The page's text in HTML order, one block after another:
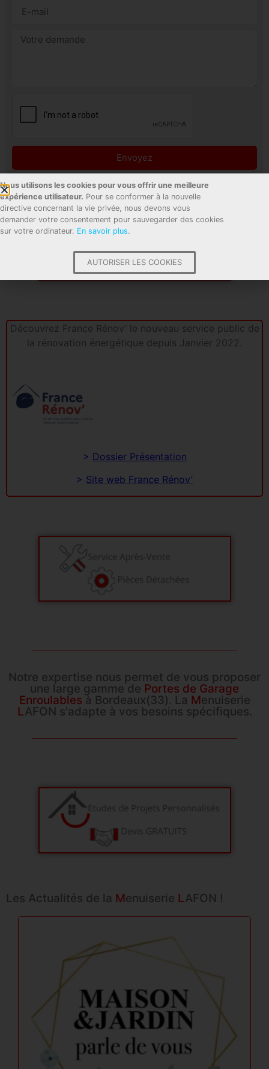
Envoyez
Découvrez France Rénov’ le nouveau service public de
la rénovation énergétique depuis Janvier 2022.
> Dossier Présentation
> Site web France Rénov’
Notre expertise nous permet de vous proposer
une large gamme de Portes de Garage
Enroulables à Bordeaux(33). La Menuiserie
LAFON s'adapte à vos besoins spécifiques.
Les Actualités de la Menuiserie LAFON !
Nous utilisons les cookies pour vous offrir une meilleure
expérience utilisateur. Pour se conformer à la nouvelle
directive concernant la vie privée, nous devons vous
demander votre consentement pour sauvegarder des cookies
sur votre ordinateur. En savoir plus.
AUTORISER LES COOKIES